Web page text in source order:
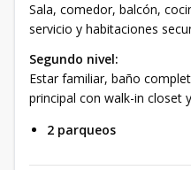
Sala, comedor, balcón,
servicio y habitaciones
Segundo nivel:
Estar familiar, baño
principal con walk-in closet
2 parqueos